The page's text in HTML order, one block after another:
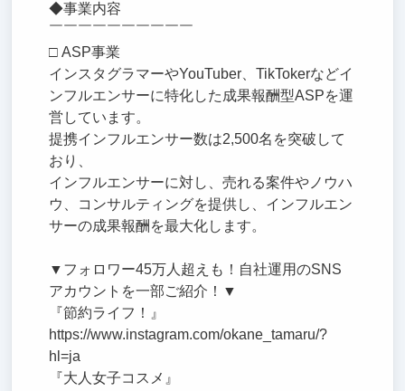
◆事業内容
￣￣￣￣￣￣￣￣￣￣
□ ASP事業
インスタグラマーやYouTuber、TikTokerなどイ
ンフルエンサーに特化した成果報酬型ASPを運
営しています。
提携インフルエンサー数は2,500名を突破して
おり、
インフルエンサーに対し、売れる案件やノウハ
ウ、コンサルティングを提供し、インフルエン
サーの成果報酬を最大化します。
▼フォロワー45万人超えも！自社運用のSNS
アカウントを一部ご紹介！▼
『節約ライフ！』
https://www.instagram.com/okane_tamaru/?
hl=ja
『大人女子コスメ』